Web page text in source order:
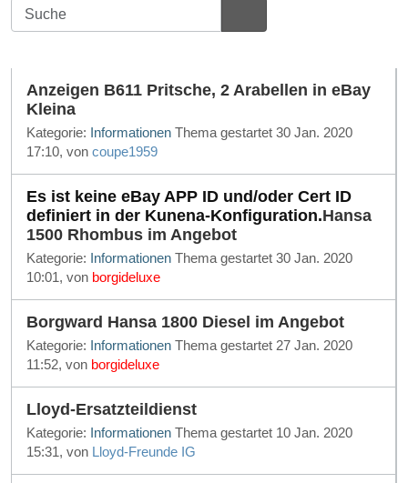
Anzeigen B611 Pritsche, 2 Arabellen in eBay
Kleina
Kategorie: Informationen Thema gestartet 30 Jan. 2020
17:10, von coupe1959
Es ist keine eBay APP ID und/oder Cert ID
definiert in der Kunena-Konfiguration.Hansa
1500 Rhombus im Angebot
Kategorie: Informationen Thema gestartet 30 Jan. 2020
10:01, von borgideluxe
Borgward Hansa 1800 Diesel im Angebot
Kategorie: Informationen Thema gestartet 27 Jan. 2020
11:52, von borgideluxe
Lloyd-Ersatzteildienst
Kategorie: Informationen Thema gestartet 10 Jan. 2020
15:31, von Lloyd-Freunde IG